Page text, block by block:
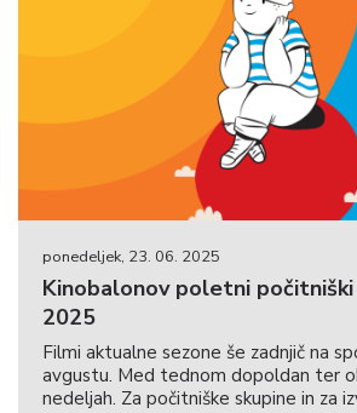
ponedeljek, 23. 06. 2025
Kinobalonov poletni
2025
Filmi aktualne sezone še zadnjič na
avgustu. Med tednom dopoldan ter
nedeljah. Za počitniške skupine in za